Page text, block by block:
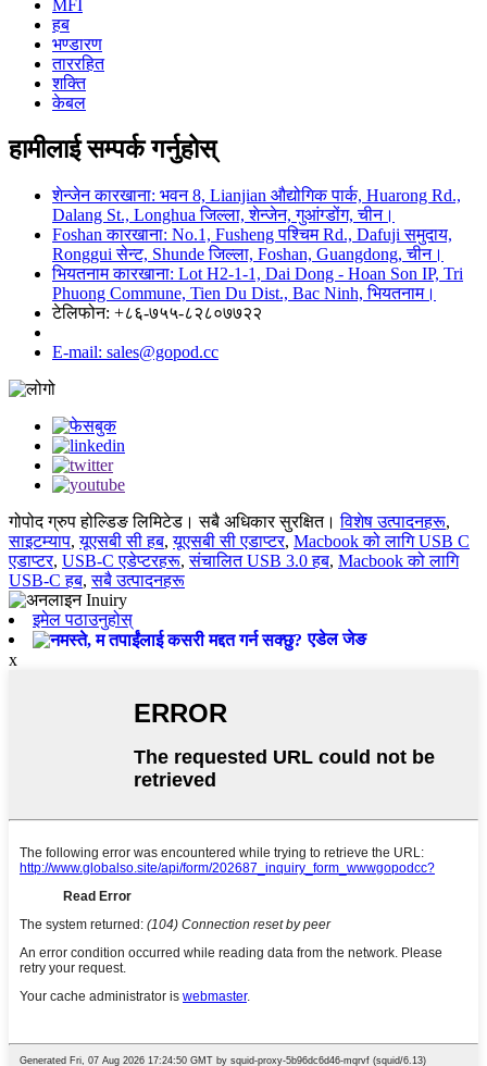
MFI
हब
भण्डारण
ताररहित
शक्ति
केबल
हामीलाई सम्पर्क गर्नुहोस्
शेन्जेन कारखाना: भवन 8, Lianjian औद्योगिक पार्क, Huarong Rd.,
Dalang St., Longhua जिल्ला, शेन्जेन, गुआंग्डोंग, चीन।
Foshan कारखाना: No.1, Fusheng पश्चिम Rd., Dafuji समुदाय,
Ronggui सेन्ट, Shunde जिल्ला, Foshan, Guangdong, चीन।
भियतनाम कारखाना: Lot H2-1-1, Dai Dong - Hoan Son IP, Tri
Phuong Commune, Tien Du Dist., Bac Ninh, भियतनाम।
टेलिफोन: +८६-७५५-८२८०७७२२
E-mail: sales@gopod.cc
गोपोद ग्रुप होल्डिङ लिमिटेड। सबै अधिकार सुरक्षित। विशेष उत्पादनहरू,
साइटम्याप,यूएसबी सी हब,यूएसबी सी एडाप्टर, Macbook को लागि USB C
एडाप्टर, USB-C एडेप्टरहरू,संचालित USB 3.0 हब, Macbook को लागि
USB-C हब,सबै उत्पादनहरू
इमेल पठाउनुहोस्
एडेल जेङ
x